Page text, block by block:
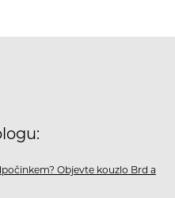
Objevte kouzlo Brd a